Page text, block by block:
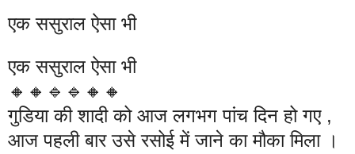
एक ससुराल ऐसा भी
एक ससुराल ऐसा भी
🔸🔸🔹🔹🔸🔸
गुडिया की शादी को आज लगभग पांच दिन हो गए ,
आज पहली बार उसे रसोई में जाने का मौका मिला ।